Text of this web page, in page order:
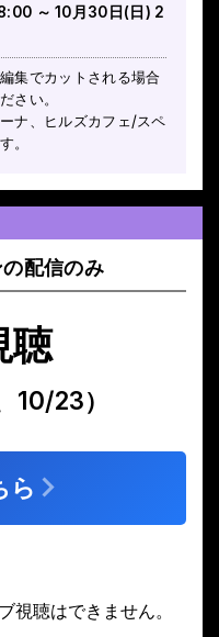
～ 10月30日(日) 2
集でカットされる場合
さい。
ナ、ヒルズカフェ/スペ
。
の配信のみ
聴
10/23）
ら
視聴はできません。